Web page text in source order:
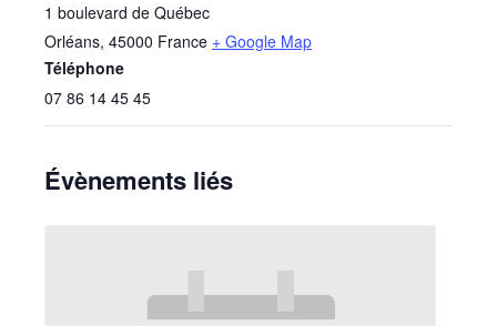
1 boulevard de Québec
Orléans, 45000 France + Google Map
Téléphone
07 86 14 45 45
Évènements liés